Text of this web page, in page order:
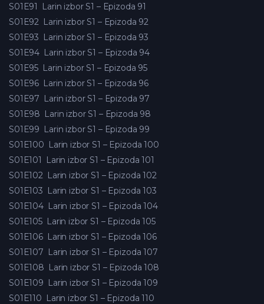
S01E91
Larin izbor S1 – Epizoda 91
S01E92 Larin izbor S1 – Epizoda 92
S01E93 Larin izbor S1 – Epizoda 93
S01E94 Larin izbor S1 – Epizoda 94
S01E95 Larin izbor S1 – Epizoda 95
S01E96 Larin izbor S1 – Epizoda 96
S01E97 Larin izbor S1 – Epizoda 97
S01E98 Larin izbor S1 – Epizoda 98
S01E99 Larin izbor S1 – Epizoda 99
S01E100 Larin izbor S1 – Epizoda 100
S01E101
Larin izbor S1 – Epizoda 101
S01E102 Larin izbor S1 – Epizoda 102
S01E103 Larin izbor S1 – Epizoda 103
S01E104 Larin izbor S1 – Epizoda 104
S01E105 Larin izbor S1 – Epizoda 105
S01E106 Larin izbor S1 – Epizoda 106
S01E107 Larin izbor S1 – Epizoda 107
S01E108 Larin izbor S1 – Epizoda 108
S01E109 Larin izbor S1 – Epizoda 109
S01E110 Larin izbor S1 – Epizoda 110